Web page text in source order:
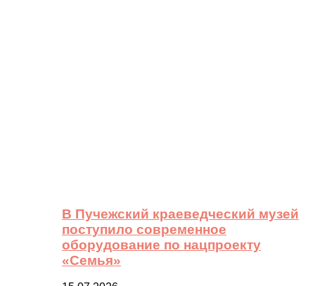
В Пучежский краеведческий музей
поступило современное
оборудование по нацпроекту
«Семья»